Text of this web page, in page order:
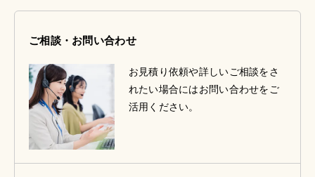
ご相談・お問い合わせ
お見積り依頼や詳しいご相談をさ
れたい場合にはお問い合わせをご
活用ください。